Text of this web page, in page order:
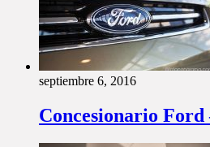
septiembre 6, 2016
Concesionario